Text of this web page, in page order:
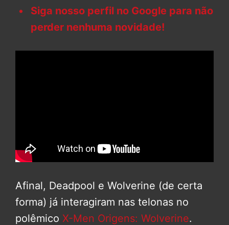
Siga nosso perfil no Google para não
perder nenhuma novidade!
Afinal, Deadpool e Wolverine (de certa
forma) já interagiram nas telonas no
polêmico X-Men Origens: Wolverine.